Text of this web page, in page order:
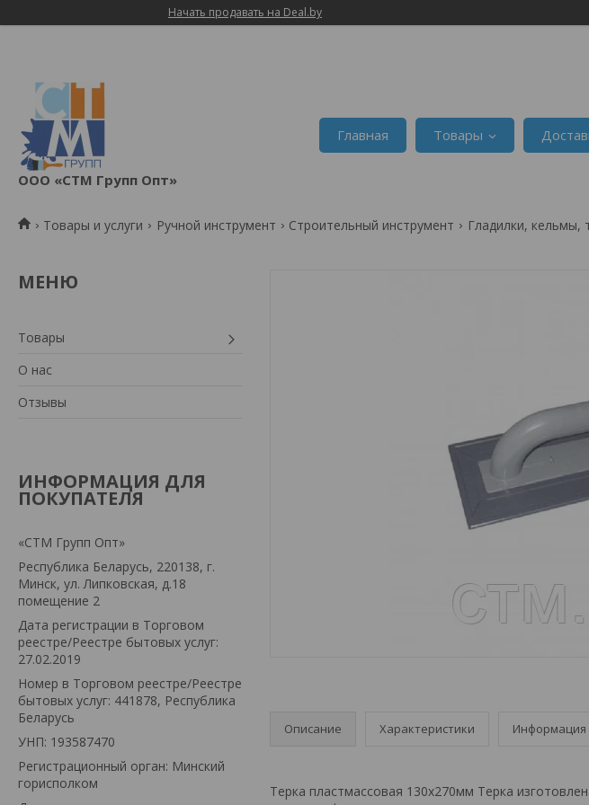
Начать продавать на Deal.by
ООО «СТМ Групп Опт»
Главная Товары
Товары и услуги Ручной инструмент Строительный инструмент Гладилки, кельмы,
Товары
О нас
Отзывы
ИНФОРМАЦИЯ ДЛЯ
ПОКУПАТЕЛЯ
«СТМ Групп Опт»
Республика Беларусь, 220138, г.
Минск, ул. Липковская, д.18
помещение 2
Дата регистрации в Торговом
реестре/Реестре бытовых услуг:
27.02.2019
Номер в Торговом реестре/Реестре
бытовых услуг: 441878, Республика
Беларусь
УНП: 193587470
Регистрационный орган: Минский
горисполком
Описание Характеристики Информация
Терка пластмассовая 130х270мм Терка